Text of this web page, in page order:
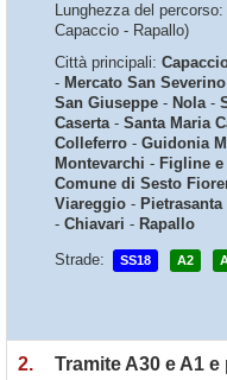
Lunghezza del percorso:
Capaccio - Rapallo)
Città principali:
- Mercato San Severino
San Giuseppe - Nola-
Caserta- Santa Maria
Colleferro - Guidonia
Montevarchi - Figline
Comune di Sesto
Viareggio - Pietrasanta
- Chiavari - Rapallo
Strade:
SS18 A2
2. Tramite A30 e A1